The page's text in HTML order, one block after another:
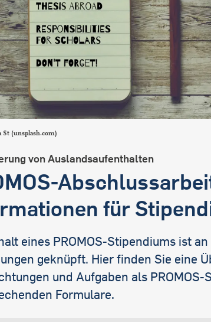
St (unsplash.com)
von Auslandsaufenthalten
für
eines PROMOS-Stipendiums ist
geknüpft. Hier finden Sie eine
und Aufgaben als
Formulare.